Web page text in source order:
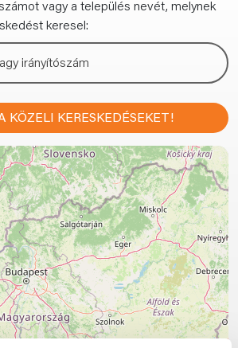
vagy a település nevét, melynek
keresel:
KÖZELI KERESKEDÉSEKET!